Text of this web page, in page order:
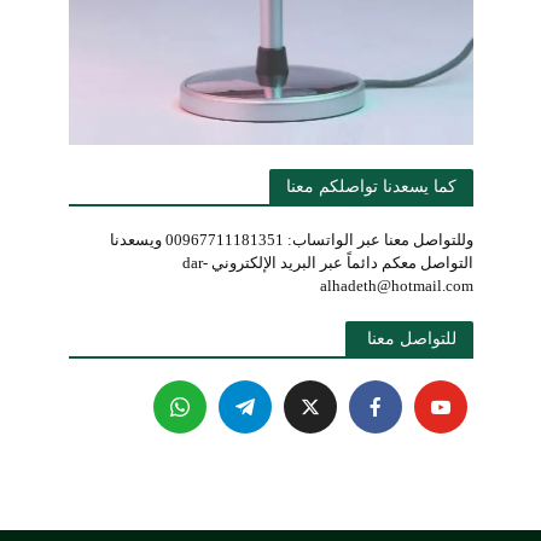
كما يسعدنا تواصلكم معنا
وللتواصل معنا عبر الواتساب: 00967711181351 ويسعدنا
التواصل معكم دائماً عبر البريد الإلكتروني dar-
alhadeth@hotmail.com
للتواصل معنا